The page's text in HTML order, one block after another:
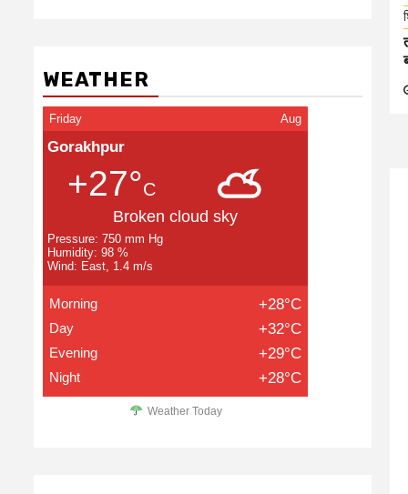
WEATHER
Friday Aug
Gorakhpur
+27°C
Broken cloud sky
Pressure: 750 mm Hg
Humidity: 98 %
Wind: East, 1.4 m/s
Morning +28°C
Day +32°C
Evening +29°C
Night +28°C
Weather Today